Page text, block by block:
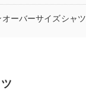
ーバーサイズシャツ